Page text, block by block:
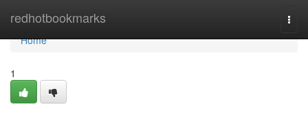
redhotbookmarks
Home
Home
1